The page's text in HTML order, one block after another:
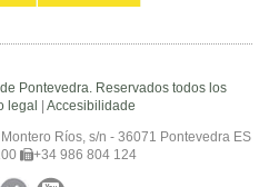
Pontevedra. Reservados todos los
legal | Accesibilidade
Ríos, s/n - 36071 Pontevedra ES
+34 986 804 124